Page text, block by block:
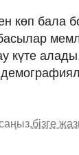
көп бала
күте
бізге